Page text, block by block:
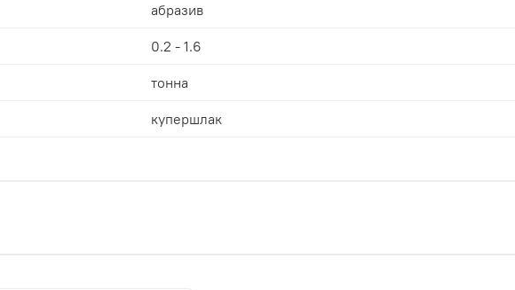
абразив
0.2 - 1.6
тонна
купершлак